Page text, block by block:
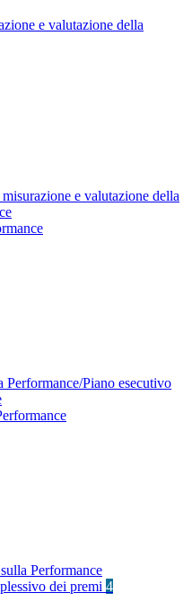
e valutazione della
e valutazione della
Performance/Piano esecutivo
Performance
dei premi 4